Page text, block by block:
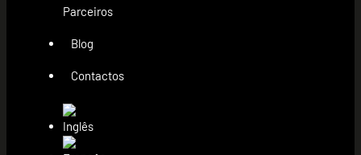
Parceiros
Blog
Contactos